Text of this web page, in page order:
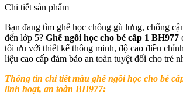
Chi tiết sản phẩm
Bạn đang tìm ghế học chống gù lưng, chống
đến lớp 5? Ghế ngồi học cho bé cấp 1 BH977
tối ưu với thiết kế thông minh, độ cao điều
liệu cao cấp đảm bảo an toàn tuyệt đối cho trẻ
Thông tin chi tiết mẫu ghế ngồi học cho bé
linh hoạt, an toàn BH977: